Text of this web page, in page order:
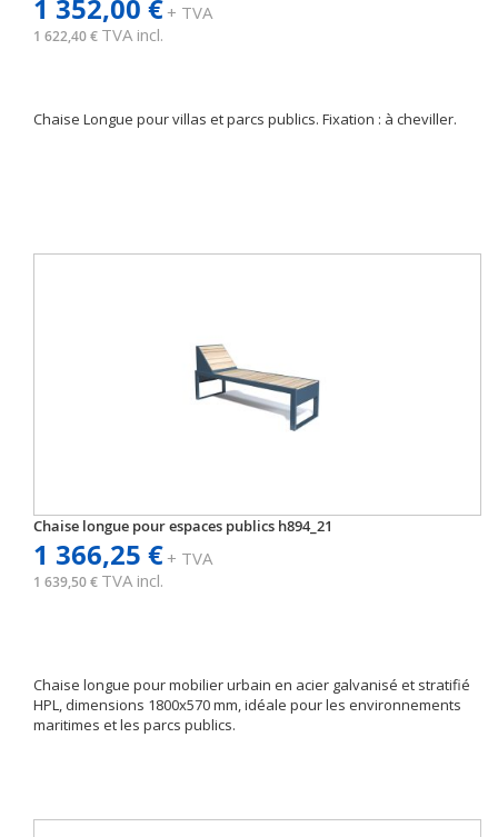
1 352,00 €+ TVA
1 622,40 € TVA incl.
Chaise Longue pour villas et parcs publics. Fixation : à cheviller.
Chaise longue pour espaces publics h894_21
1 366,25 €+ TVA
1 639,50 € TVA incl.
Chaise longue pour mobilier urbain en acier galvanisé et stratifié
HPL, dimensions 1800x570 mm, idéale pour les environnements
maritimes et les parcs publics.